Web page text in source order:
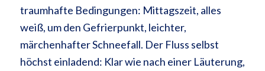
traumhafte Bedingungen: Mittagszeit, alles
weiß, um den Gefrierpunkt, leichter,
märchenhafter Schneefall. Der Fluss selbst
höchst einladend: Klar wie nach einer Läuterung,